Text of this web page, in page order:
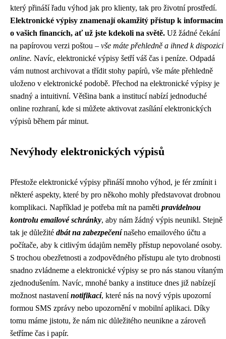
který přináší řadu výhod jak pro klienty, tak pro životní prostředí.
Elektronické výpisy znamenají okamžitý přístup k informacím
o vašich financích, ať už jste kdekoli na světě. Už žádné čekání
na papírovou verzi poštou – vše máte přehledně a ihned k dispozici
online. Navíc, elektronické výpisy šetří váš čas i peníze. Odpadá
vám nutnost archivovat a třídit stohy papírů, vše máte přehledně
uloženo v elektronické podobě. Přechod na elektronické výpisy je
snadný a intuitivní. Většina bank a institucí nabízí jednoduché
online rozhraní, kde si můžete aktivovat zasílání elektronických
výpisů během pár minut.
Nevýhody elektronických výpisů
Přestože elektronické výpisy přináší mnoho výhod, je fér zmínit i
některé aspekty, které by pro někoho mohly představovat drobnou
komplikaci. Například je potřeba mít na paměti pravidelnou
kontrolu emailové schránky, aby nám žádný výpis neunikl. Stejně
tak je důležité dbát na zabezpečenínašeho emailového účtu a
počítače, aby k citlivým údajům neměly přístup nepovolané osoby.
S trochou obezřetnosti a zodpovědného přístupu ale tyto drobnosti
snadno zvládneme a elektronické výpisy se pro nás stanou vítaným
zjednodušením. Navíc, mnohé banky a instituce dnes již nabízejí
možnost nastavenínotifikací, které nás na nový výpis upozorní
formou SMS zprávy nebo upozornění v mobilní aplikaci. Díky
tomu máme jistotu, že nám nic důležitého neunikne a zároveň
šetříme čas i papír.